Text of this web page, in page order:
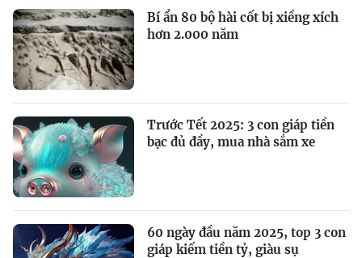
Bí ẩn 80 bộ hài cốt bị xiềng xích
hơn 2.000 năm
Trước Tết 2025: 3 con giáp tiền
bạc đủ đầy, mua nhà sắm xe
60 ngày đầu năm 2025, top 3 con
giáp kiếm tiền tỷ, giàu sụ